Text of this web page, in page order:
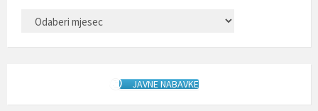
JAVNE NABAVKE